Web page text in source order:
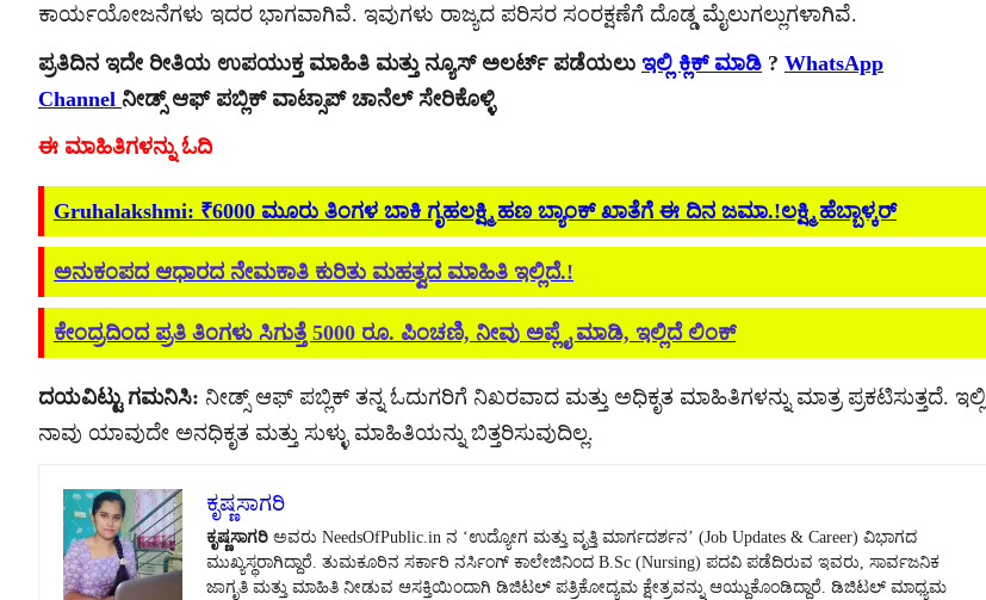
ಕಾರ್ಯಯೋಜನೆಗಳು ಇದರ ಭಾಗವಾಗಿವೆ. ಇವುಗಳು ರಾಜ್ಯದ ಪರಿಸರ ಸಂರಕ್ಷಣೆಗೆ ದೊಡ್ಡ ಮೈಲುಗಲ್ಲುಗಳಾಗಿವೆ.
ಪ್ರತಿದಿನ ಇದೇ ರೀತಿಯ ಉಪಯುಕ್ತ ಮಾಹಿತಿ ಮತ್ತು ನ್ಯೂಸ್ ಅಲರ್ಟ್ ಪಡೆಯಲು ಇಲ್ಲಿ ಕ್ಲಿಕ್ ಮಾಡಿ ? WhatsApp
Channel ನೀಡ್ಸ್ ಆಫ್ ಪಬ್ಲಿಕ್ ವಾಟ್ಸಾಪ್ ಚಾನೆಲ್ ಸೇರಿಕೊಳ್ಳಿ
ಈ ಮಾಹಿತಿಗಳನ್ನು ಓದಿ
Gruhalakshmi: ₹6000 ಮೂರು ತಿಂಗಳ ಬಾಕಿ ಗೃಹಲಕ್ಷ್ಮಿ ಹಣ ಬ್ಯಾಂಕ್ ಖಾತೆಗೆ ಈ ದಿನ ಜಮಾ.!ಲಕ್ಷ್ಮಿ ಹೆಬ್ಬಾಳ್ಕರ್
ಅನುಕಂಪದ ಆಧಾರದ ನೇಮಕಾತಿ ಕುರಿತು ಮಹತ್ವದ ಮಾಹಿತಿ ಇಲ್ಲಿದೆ.!
ಕೇಂದ್ರದಿಂದ ಪ್ರತಿ ತಿಂಗಳು ಸಿಗುತ್ತೆ 5000 ರೂ. ಪಿಂಚಣಿ, ನೀವು ಅಪ್ಲೈ ಮಾಡಿ, ಇಲ್ಲಿದೆ ಲಿಂಕ್
ದಯವಿಟ್ಟು ಗಮನಿಸಿ: ನೀಡ್ಸ್ ಆಫ್ ಪಬ್ಲಿಕ್ ತನ್ನ ಓದುಗರಿಗೆ ನಿಖರವಾದ ಮತ್ತು ಅಧಿಕೃತ ಮಾಹಿತಿಗಳನ್ನು ಮಾತ್ರ ಪ್ರಕಟಿಸುತ್ತದೆ. ಇಲ್ಲಿ
ನಾವು ಯಾವುದೇ ಅನಧಿಕೃತ ಮತ್ತು ಸುಳ್ಳು ಮಾಹಿತಿಯನ್ನು ಬಿತ್ತರಿಸುವುದಿಲ್ಲ.
ಕೃಷ್ಣಸಾಗರಿ
ಕೃಷ್ಣಸಾಗರಿ ಅವರು NeedsOfPublic.in ನ ‘ಉದ್ಯೋಗ ಮತ್ತು ವೃತ್ತಿ ಮಾರ್ಗದರ್ಶನ’ (Job Updates & Career) ವಿಭಾಗದ
ಮುಖ್ಯಸ್ಥರಾಗಿದ್ದಾರೆ. ತುಮಕೂರಿನ ಸರ್ಕಾರಿ ನರ್ಸಿಂಗ್ ಕಾಲೇಜಿನಿಂದ B.Sc (Nursing) ಪದವಿ ಪಡೆದಿರುವ ಇವರು, ಸಾರ್ವಜನಿಕ
ಜಾಗೃತಿ ಮತ್ತು ಮಾಹಿತಿ ನೀಡುವ ಆಸಕ್ತಿಯಿಂದಾಗಿ ಡಿಜಿಟಲ್ ಪತ್ರಿಕೋದ್ಯಮ ಕ್ಷೇತ್ರವನ್ನು ಆಯ್ದುಕೊಂಡಿದ್ದಾರೆ. ಡಿಜಿಟಲ್ ಮಾಧ್ಯಮ